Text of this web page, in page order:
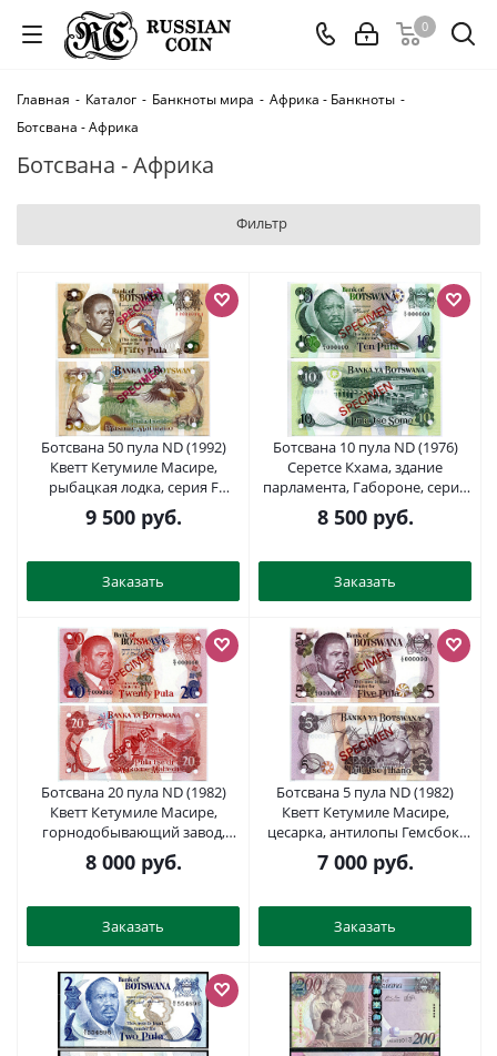
0
Главная - Каталог - Банкноты мира - Африка - Банкноты -
Ботсвана - Африка
Ботсвана - Африка
Фильтр
Ботсвана 50 пула ND (1992)
Кветт Кетумиле Масире,
рыбацкая лодка, серия F
0000000 A, SPECIMEN Pick 14s2
бумага UNC (пресс) 451-240-3
9 500руб.
Заказать
Ботсвана 10 пула ND (1976)
Серетсе Кхама, здание
парламента, Габороне, серия
D/4, SPECIMEN Pick 4s2 бумага
UNC (пресс) 451-437-2
8 500руб.
Заказать
Ботсвана 20 пула ND (1982)
Кветт Кетумиле Масире,
горнодобывающий завод,
серия Е/5, SPECIMEN Pick 10s2
бумага UNC (пресс) 451-437-3
8 000руб.
Заказать
Ботсвана 5 пула ND (1982)
Кветт Кетумиле Масире,
цесарка, антилопы Гемсбок,
серия С/6, SPECIMEN Pick 8s2
бумага UNC (пресс) 451-437-1
7 000руб.
Заказать